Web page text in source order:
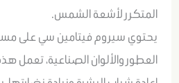
المتكرر لأشعة الشمس.
يحتوي سيروم فيتامين سي على
العطور والألوان الصناعية، تعمل